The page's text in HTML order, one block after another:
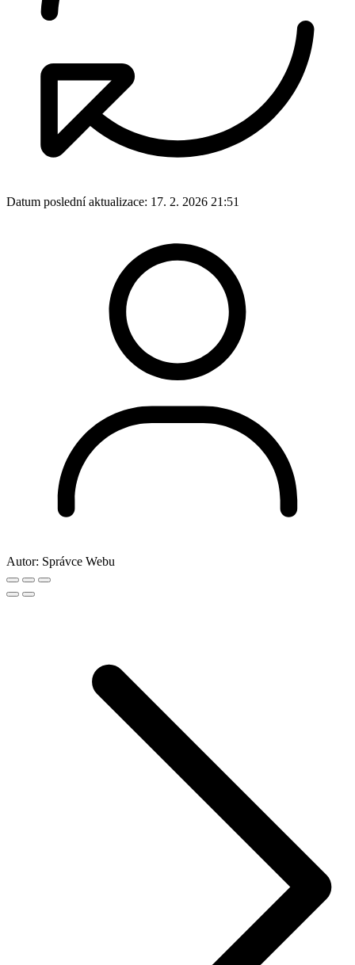
Datum poslední aktualizace: 17. 2. 2026 21:51
Autor: Správce Webu